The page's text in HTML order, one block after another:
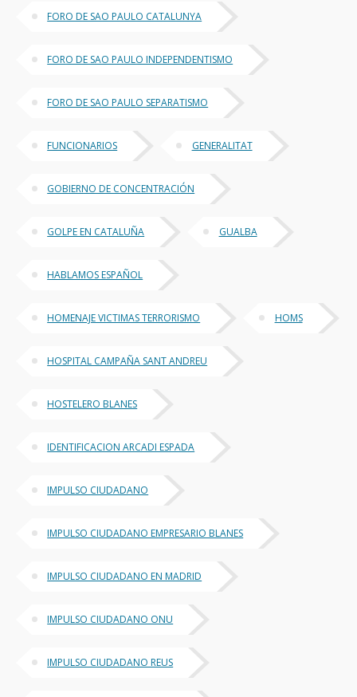
FORO DE SAO PAULO CATALUNYA
FORO DE SAO PAULO INDEPENDENTISMO
FORO DE SAO PAULO SEPARATISMO
FUNCIONARIOS GENERALITAT
GOBIERNO DE CONCENTRACIÓN
GOLPE EN CATALUÑA GUALBA
HABLAMOS ESPAÑOL
HOMENAJE VICTIMAS TERRORISMO HOMS
HOSPITAL CAMPAÑA SANT ANDREU
HOSTELERO BLANES
IDENTIFICACION ARCADI ESPADA
IMPULSO CIUDADANO
IMPULSO CIUDADANO EMPRESARIO BLANES
IMPULSO CIUDADANO EN MADRID
IMPULSO CIUDADANO ONU
IMPULSO CIUDADANO REUS